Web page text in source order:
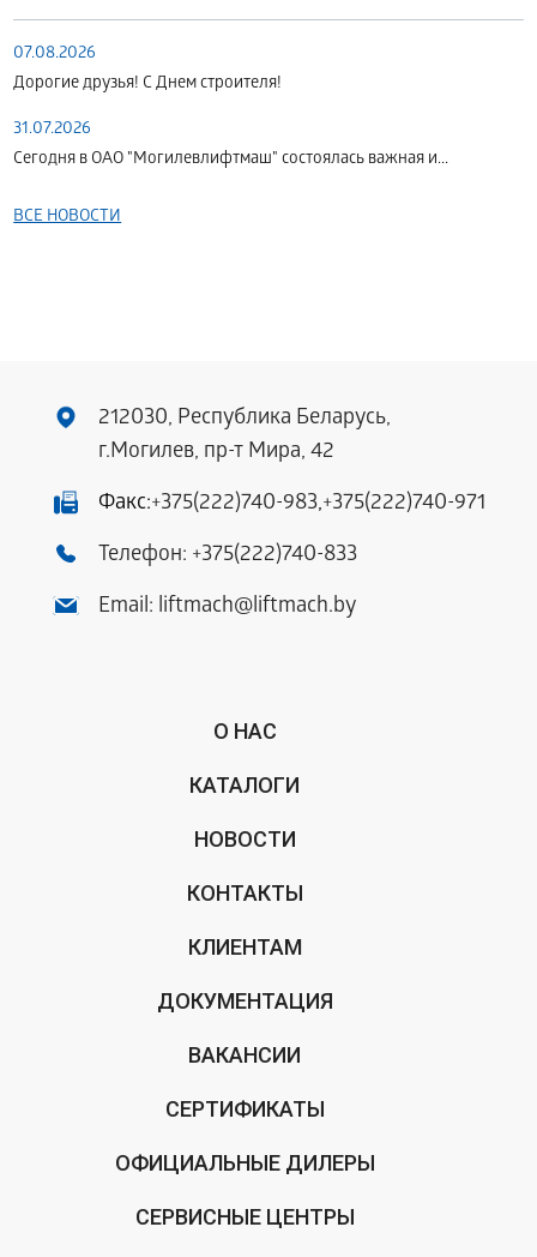
07.08.2026
Дорогие друзья! С Днем строителя!
31.07.2026
Сегодня в ОАО "Могилевлифтмаш" состоялась важная и...
ВСЕ НОВОСТИ
212030, Республика Беларусь,
г.Могилев, пр-т Мира, 42
Факс:+375(222)740-983,+375(222)740-971
Телефон: +375(222)740-833
Email: liftmach@liftmach.by
О НАС
КАТАЛОГИ
НОВОСТИ
КОНТАКТЫ
КЛИЕНТАМ
ДОКУМЕНТАЦИЯ
ВАКАНСИИ
СЕРТИФИКАТЫ
ОФИЦИАЛЬНЫЕ ДИЛЕРЫ
СЕРВИСНЫЕ ЦЕНТРЫ